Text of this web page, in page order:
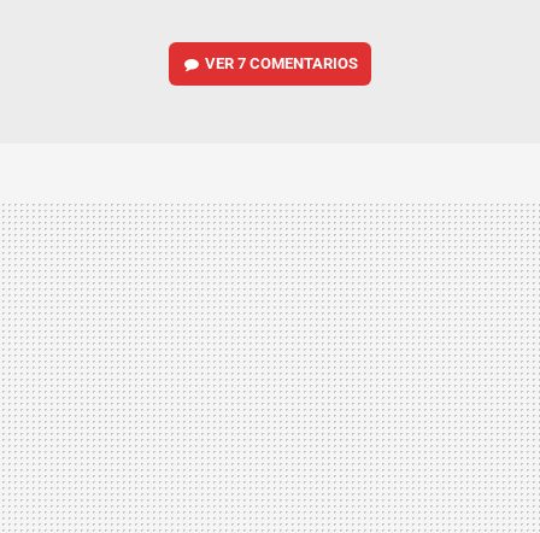
VER7 COMENTARIOS